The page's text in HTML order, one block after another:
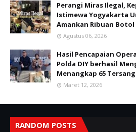
Perangi Miras Ilegal,
Istimewa Yogyakarta
Amankan Ribuan Botol
Agustus 06, 2026
Hasil Pencapaian
Polda DIY berhasil
Menangkap 65
Maret 12, 2026
RANDOM POSTS